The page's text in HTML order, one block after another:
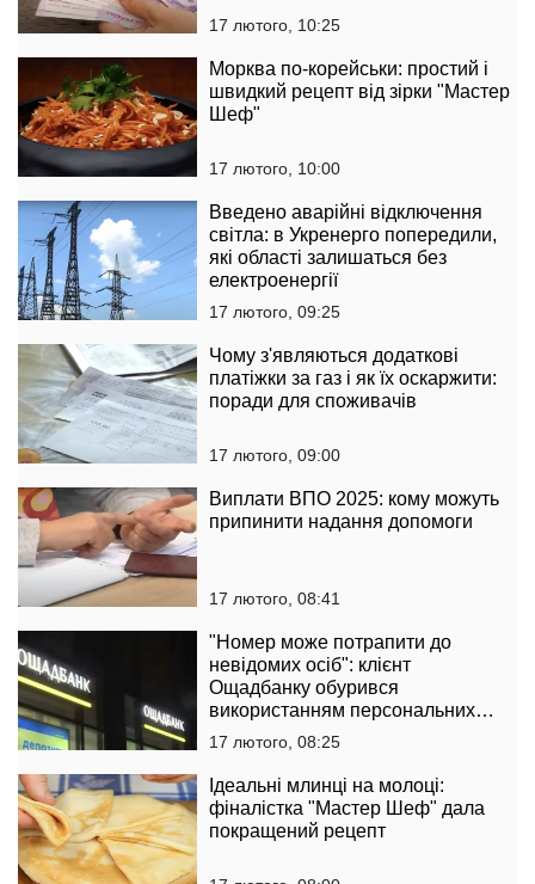
17 лютого, 10:25
Морква по-корейськи: простий і
швидкий рецепт від зірки "Мастер
Шеф"
17 лютого, 10:00
Введено аварійні відключення
світла: в Укренерго попередили,
які області залишаться без
електроенергії
17 лютого, 09:25
Чому з'являються додаткові
платіжки за газ і як їх оскаржити:
поради для споживачів
17 лютого, 09:00
Виплати ВПО 2025: кому можуть
припинити надання допомоги
17 лютого, 08:41
"Номер може потрапити до
невідомих осіб": клієнт
Ощадбанку обурився
використанням персональних
даних
17 лютого, 08:25
Ідеальні млинці на молоці:
фіналістка "Мастер Шеф" дала
покращений рецепт